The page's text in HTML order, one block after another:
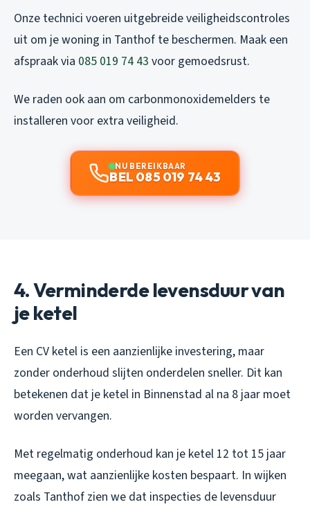
Onze technici voeren uitgebreide veiligheidscontroles
uit om je woning in Tanthof te beschermen. Maak een
afspraak via 085 019 74 43 voor gemoedsrust.
We raden ook aan om carbonmonoxidemelders te
installeren voor extra veiligheid.
NU BEREIKBAAR
BEL 085 019 74 43
4. Verminderde levensduur van
je ketel
Een CV ketel is een aanzienlijke investering, maar
zonder onderhoud slijten onderdelen sneller. Dit kan
betekenen dat je ketel in Binnenstad al na 8 jaar moet
worden vervangen.
Met regelmatig onderhoud kan je ketel 12 tot 15 jaar
meegaan, wat aanzienlijke kosten bespaart. In wijken
zoals Tanthof zien we dat inspecties de levensduur